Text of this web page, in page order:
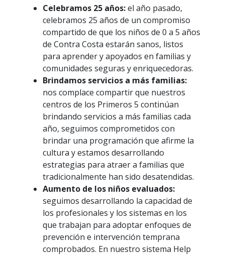
Celebramos 25 años:el año pasado,
celebramos 25 años de un compromiso
compartido de que los niños de 0 a 5 años
de Contra Costa estarán sanos, listos
para aprender y apoyados en familias y
comunidades seguras y enriquecedoras.
Brindamos servicios a más familias:
nos complace compartir que nuestros
centros de los Primeros 5 continúan
brindando servicios a más familias cada
año, seguimos comprometidos con
brindar una programación que afirme la
cultura y estamos desarrollando
estrategias para atraer a familias que
tradicionalmente han sido desatendidas.
Aumento de los niños evaluados:
seguimos desarrollando la capacidad de
los profesionales y los sistemas en los
que trabajan para adoptar enfoques de
prevención e intervención temprana
comprobados. En nuestro sistema Help